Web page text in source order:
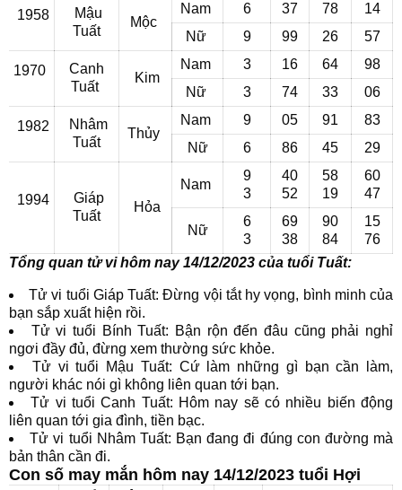
1958
Mậu
Tuất
Mộc
Nam 6 37 78
14
Nữ
9 99 26 57
1970
Canh
Tuất
Kim
Nam 3 16 64
98
Nữ
3 74 33 06
1982
Nhâm
Tuất
Thủy
Nam 9 05 91
83
Nữ
6 86 45 29
1994
Giáp
Tuất
Hỏa
Nam
9
3
40
52
58
19
60
47
Nữ
6
3
69
38
90
84
15
76
Tổng quan tử vi hôm nay 14/12/2023 của tuổi Tuất:
Tử vi tuổi Giáp Tuất: Đừng vội tắt hy vọng, bình minh của
bạn sắp xuất hiện rồi.
Tử vi tuổi Bính Tuất: Bận rộn đến đâu cũng phải nghỉ
ngơi đầy đủ, đừng xem thường sức khỏe.
Tử vi tuổi Mậu Tuất: Cứ làm những gì bạn cần làm,
người khác nói gì không liên quan tới bạn.
Tử vi tuổi Canh Tuất: Hôm nay sẽ có nhiều biến động
liên quan tới gia đình, tiền bạc.
Tử vi tuổi Nhâm Tuất: Bạn đang đi đúng con đường mà
bản thân cần đi.
Con số may mắn hôm nay 14/12/2023 tuổi Hợi